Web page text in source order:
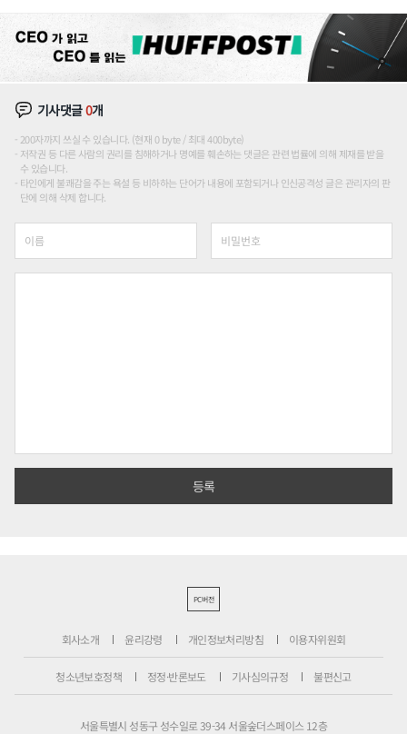
기사댓글0개
200자까지 쓰실 수 있습니다. (현재 0 byte / 최대 400byte)
저작권 등 다른 사람의 권리를 침해하거나 명예를 훼손하는 댓글은 관련 법률에 의해 제재를 받을
수 있습니다.
타인에게 불쾌감을 주는 욕설 등 비하하는 단어가 내용에 포함되거나 인신공격성 글은 관리자의 판
단에 의해 삭제 합니다.
PC버전
회사소개 윤리강령 개인정보처리방침 이용자위원회
청소년보호정책 정정·반론보도 기사심의규정 불편신고
서울특별시 성동구 성수일로 39-34 서울숲더스페이스 12층